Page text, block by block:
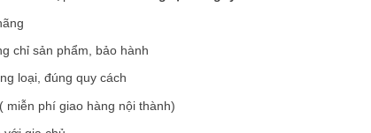
chỉ sản phẩm, bảo hành
loại, đúng quy cách
miễn phí giao hàng nội thành)